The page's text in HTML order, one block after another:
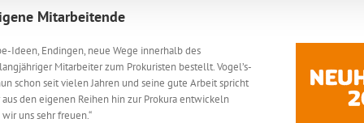
Mitarbeitende
Ideen, Endingen, neue Wege innerhalb des
Mitarbeiter zum Prokuristen bestellt. Vogel’s-
schon seit vielen Jahren und seine gute Arbeit spricht
den eigenen Reihen hin zur Prokura entwickeln
uns sehr freuen.“